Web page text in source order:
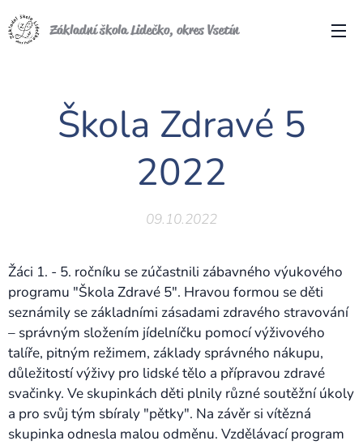
Základní škola Lidečko, okres Vsetín
Škola Zdravé 5
2022
09.10.2022
Žáci 1. - 5. ročníku se zúčastnili zábavného výukového
programu "Škola Zdravé 5". Hravou formou se děti
seznámily se základními zásadami zdravého stravování
– správným složením jídelníčku pomocí výživového
talíře, pitným režimem, základy správného nákupu,
důležitostí výživy pro lidské tělo a přípravou zdravé
svačinky. Ve skupinkách děti plnily různé soutěžní úkoly
a pro svůj tým sbíraly "pětky". Na závěr si vítězná
skupinka odnesla malou odměnu. Vzdělávací program